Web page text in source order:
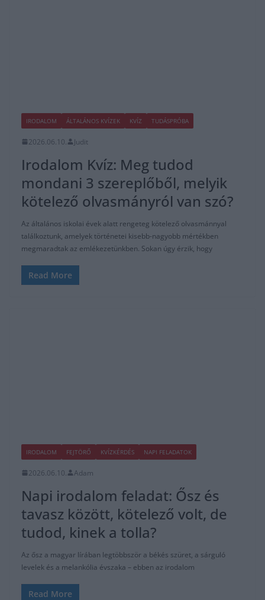
IRODALOM ÁLTALÁNOS KVÍZEK KVÍZ TUDÁSPRÓBA
2026.06.10. Judit
Irodalom Kvíz: Meg tudod
mondani 3 szereplőből, melyik
kötelező olvasmányról van szó?
Az általános iskolai évek alatt rengeteg kötelező olvasmánnyal
találkoztunk, amelyek történetei kisebb-nagyobb mértékben
megmaradtak az emlékezetünkben. Sokan úgy érzik, hogy
Read More
IRODALOM FEJTÖRŐ KVÍZKÉRDÉS NAPI FELADATOK
2026.06.10. Adam
Napi irodalom feladat: Ősz és
tavasz között, kötelező volt, de
tudod, kinek a tolla?
Az ősz a magyar lírában legtöbbször a békés szüret, a sárguló
levelek és a melankólia évszaka – ebben az irodalom
Read More